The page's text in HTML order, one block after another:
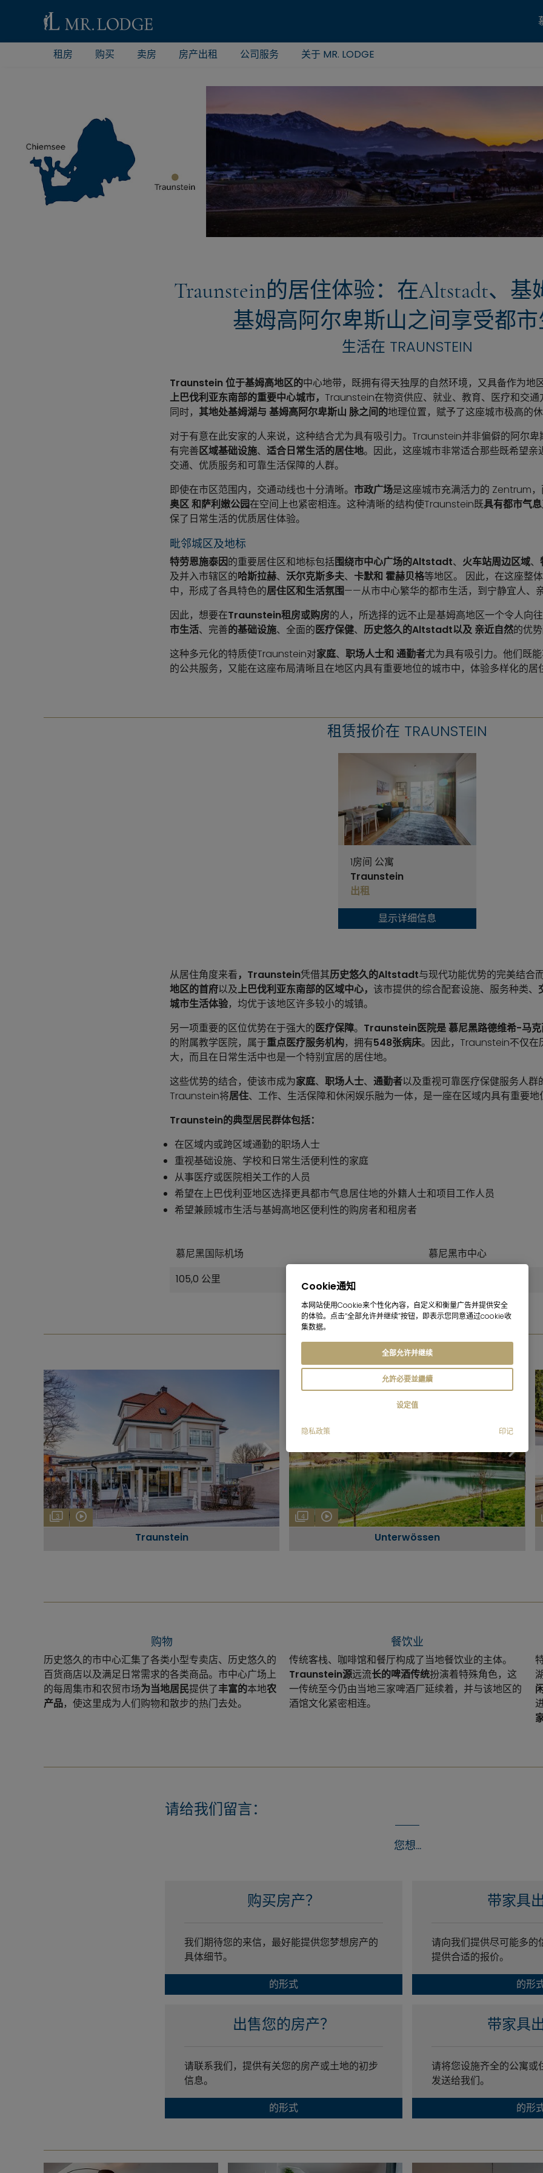
租房 购买 卖房 房产出租 公司服务 关于 MR. LODGE
Traunstein的居住体验：在Altstadt、基
基姆高阿尔卑斯山之间享受都
生活在 TRAUNSTEIN
Traunstein位于基姆高地区的中心地带，既拥有得天独厚的自然环境，又具备作为地
上巴伐利亚东南部的重要中心城市， Traunstein在物资供应、就业、教育、医疗和交通
同时， 其地处基姆湖与 基姆高阿尔卑斯山 脉之间的地理位置，赋予了这座城市极高的休
对于有意在此安家的人来说，这种结合尤为具有吸引力。Traunstein并非偏僻的阿尔卑
有完善区域基础设施、 适合日常生活的居住地。因此，这座城市非常适合那些既希望亲
交通、优质服务和可靠生活保障的人群。
即使在市区范围内，交通动线也十分清晰。 市政广场是这座城市充满活力的 Zentrum
奥区和萨利嫩公园在空间上也紧密相连。这种清晰的结构使Traunstein既具有都市气息
保了日常生活的优质居住体验。
毗邻城区及地标
特劳恩施泰因的重要居住区和地标包括围绕市中心广场的Altstadt、 火车站周边区域、
及并入市辖区的哈斯拉赫、 沃尔克斯多夫、 卡默和 霍赫贝格等地区。 因此，在这座整
中，形成了各具特色的居住区和生活氛围——从市中心繁华的都市生活，到宁静宜人、
因此，想要在Traunstein租房或购房的人，所选择的远不止是基姆高地区一个令人向
市生活、完善的基础设施、全面的医疗保健、 历史悠久的Altstadt以及 亲近自然的优
这种多元化的特质使Traunstein对家庭、 职场人士和 通勤者尤为具有吸引力。他们既
的公共服务，又能在这座布局清晰且在地区内具有重要地位的城市中，体验多样化的居
租赁报价在 TRAUNSTEIN
1房间 公寓
Traunstein
出租
显示详细信息
从居住角度来看，Traunstein凭借其历史悠久的Altstadt与现代功能优势的完美结合
地区的首府以及上巴伐利亚东南部的区域中心， 该市提供的综合配套设施、服务种类、
城市生活体验，均优于该地区许多较小的城镇。
另一项重要的区位优势在于强大的医疗保障。 Traunstein医院是慕尼黑路德维希-马克
的附属教学医院，属于重点医疗服务机构，拥有548张病床。因此，Traunstein不仅在
大，而且在日常生活中也是一个特别宜居的居住地。
这些优势的结合，使该市成为家庭、 职场人士、 通勤者以及重视可靠医疗保健服务人群
Traunstein将居住、工作、生活保障和休闲娱乐融为一体，是一座在区域内具有重要地
Traunstein的典型居民群体包括：
在区域内或跨区域通勤的职场人士
重视基础设施、学校和日常生活便利性的家庭
从事医疗或医院相关工作的人员
希望在上巴伐利亚地区选择更具都市气息居住地的外籍人士和项目工作人员
希望兼顾城市生活与基姆高地区便利性的购房者和租房者
慕尼黑国际机场
慕尼黑市中心
105,0 公里
照片画廊
3
Traunstein
4
Unterwössen
购物
历史悠久的市中心汇集了各类小型专卖店、历史悠久的
百货商店以及满足日常需求的各类商品。市中心广场上
的每周集市和农贸市场为当地居民提供了丰富的本地农
产品，使这里成为人们购物和散步的热门去处。
餐饮业
传统客栈、咖啡馆和餐厅构成了当地餐饮业的主体。
Traunstein源远流长的啤酒传统扮演着特殊角色，这
一传统至今仍由当地三家啤酒厂延续着，并与该地区的
酒馆文化紧密相连。
请给我们留言：
您想...
购买房产？
我们期待您的来信，最好能提供您梦想房产的
具体细节。
的形式
带家具
请向我们提供尽可能多的
提供合适的报价。
的形
出售您的房产？
请联系我们，提供有关您的房产或土地的初步
信息。
的形式
带家具
请将您设施齐全的公寓或
发送给我们。
的形
Cookie通知
本网站使用Cookie来个性化內容，自定义和衡量广告并提供安全
的体验。点击“全部允许并继续”按钮，即表示您同意通过cookie收
集数据。
全部允许并继续
允許必要並繼續
设定值
隐私政策 印记